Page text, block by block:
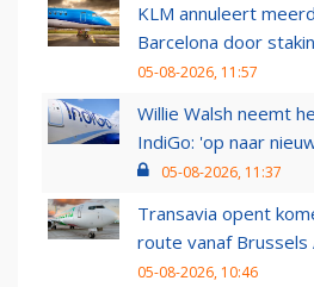
KLM annuleert
Barcelona door
05-08-2026, 11:57
Willie Walsh neemt
IndiGo: 'op naar
05-08-2026, 11:37
Transavia opent
route vanaf
05-08-2026, 10:46